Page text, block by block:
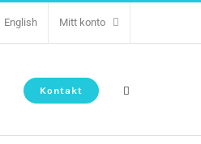
English Mitt konto
Kontakt